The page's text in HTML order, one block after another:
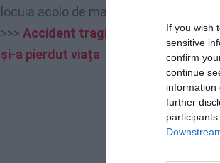
If you wish
sensitive
confirm
continue
information
further
locuia acolo de mai mulți ani și își
>>> Accident tragic în Modena: Ana
și-a pierdut viața